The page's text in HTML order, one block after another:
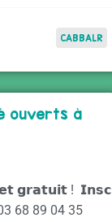
CABBALR
ouverts à
𝗴𝗿𝗮𝘁𝘂𝗶𝘁 ! 𝗜𝗻𝘀𝗰
68 89 04 35